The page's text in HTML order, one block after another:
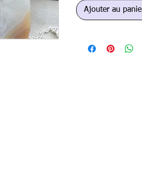
Ajouter au